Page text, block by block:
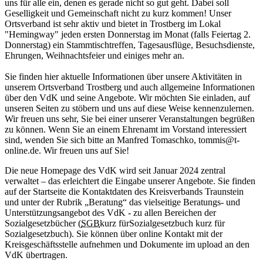
uns für alle ein, denen es gerade nicht so gut geht. Dabei soll
Geselligkeit und Gemeinschaft nicht zu kurz kommen! Unser
Ortsverband ist sehr aktiv und bietet in Trostberg im Lokal
"Hemingway" jeden ersten Donnerstag im Monat (falls Feiertag 2.
Donnerstag) ein Stammtischtreffen, Tagesausflüge, Besuchsdienste,
Ehrungen, Weihnachtsfeier und einiges mehr an.
Sie finden hier aktuelle Informationen über unsere Aktivitäten in
unserem Ortsverband Trostberg und auch allgemeine Informationen
über den VdK und seine Angebote. Wir möchten Sie einladen, auf
unseren Seiten zu stöbern und uns auf diese Weise kennenzulernen.
Wir freuen uns sehr, Sie bei einer unserer Veranstaltungen begrüßen
zu können. Wenn Sie an einem Ehrenamt im Vorstand interessiert
sind, wenden Sie sich bitte an Manfred Tomaschko, tommis@t-
online.de. Wir freuen uns auf Sie!
Die neue Homepage des VdK wird seit Januar 2024 zentral
verwaltet – das erleichtert die Eingabe unserer Angebote. Sie finden
auf der Startseite die Kontaktdaten des Kreisverbands Traunstein
und unter der Rubrik „Beratung“ das vielseitige Beratungs- und
Unterstützungsangebot des VdK - zu allen Bereichen der
Sozialgesetzbücher (SGBkurz fürSozialgesetzbuch kurz für
Sozialgesetzbuch). Sie können über online Kontakt mit der
Kreisgeschäftsstelle aufnehmen und Dokumente im upload an den
VdK übertragen.